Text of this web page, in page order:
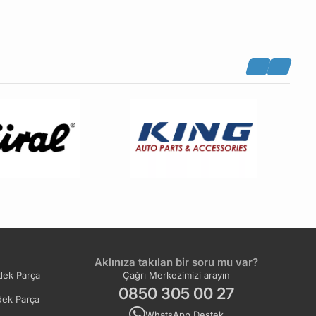
Yağ Soğutucu
Parça
Parça
Aklınıza takılan bir soru mu var?
Çağrı Merkezimizi arayın
0850 305 00 27